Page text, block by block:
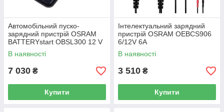
Автомобільний пуско-
зарядний пристрій OSRAM
BATTERYstart OBSL300 12 V
300A
В наявності
7 030 ₴
Купити
Інтелектуальний зарядний
пристрій OSRAM OEBCS906
6/12V 6A
В наявності
3 510 ₴
Купити